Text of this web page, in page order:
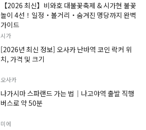
【2026 최신】비와호 대불꽃축제 & 시가현 불꽃
놀이 4선！일정・볼거리・숨겨진 명당까지 완벽
가이드
시가
[2026년 최신 정보] 오사카 난바역 코인 락커 위
치, 가격 및 크기
오사카
나가시마 스파랜드 가는 법｜나고야역 출발 직행
버스로 약 50분
미에